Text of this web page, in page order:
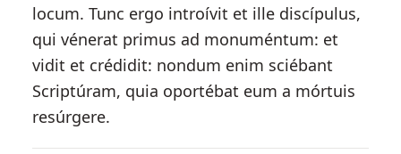
locum. Tunc ergo introívit et ille discípulus,
qui vénerat primus ad monuméntum: et
vidit et crédidit: nondum enim sciébant
Scriptúram, quia oportébat eum a mórtuis
resúrgere.